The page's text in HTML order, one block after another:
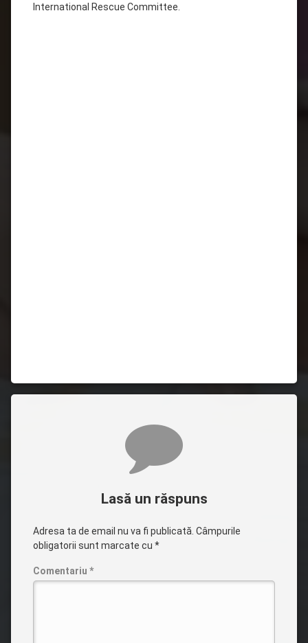
International Rescue Committee.
Lasă un răspuns
Adresa ta de email nu va fi publicată. Câmpurile
obligatorii sunt marcate cu *
Comentariu *